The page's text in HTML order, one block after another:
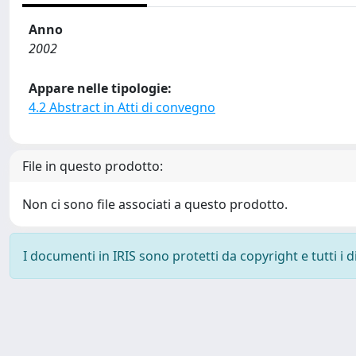
Anno
2002
Appare nelle tipologie:
4.2 Abstract in Atti di convegno
File in questo prodotto:
Non ci sono file associati a questo prodotto.
I documenti in IRIS sono protetti da copyright e tutti i